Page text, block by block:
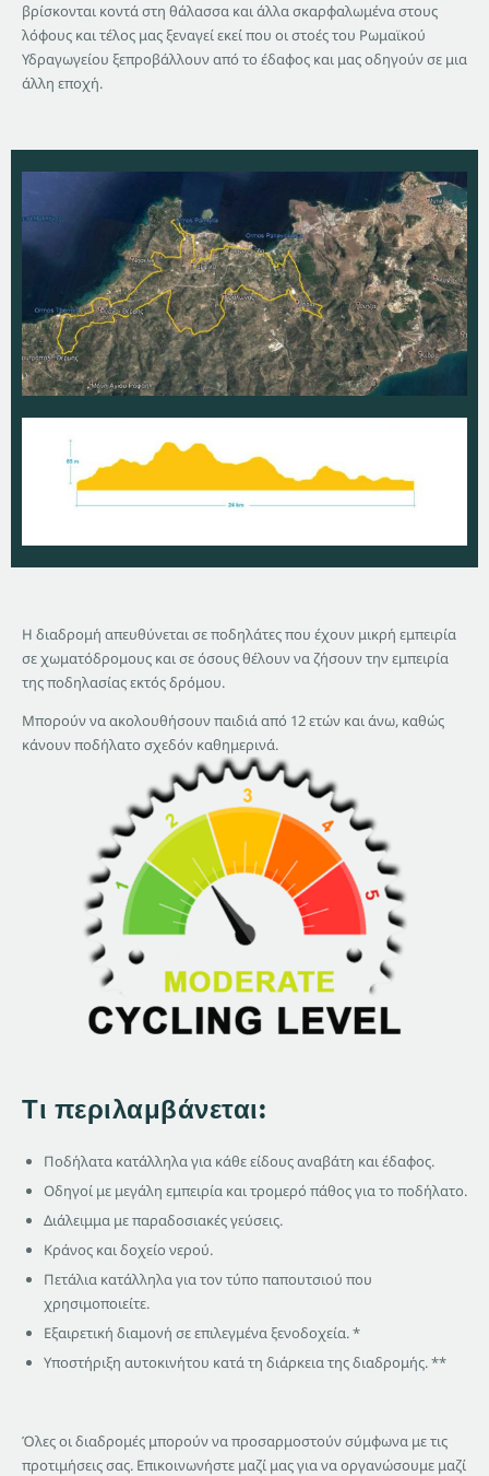
βρίσκονται κοντά στη θάλασσα και άλλα σκαρφαλωμένα στους
λόφους και τέλος μας ξεναγεί εκεί που οι στοές του Ρωμαϊκού
Υδραγωγείου ξεπροβάλλουν από το έδαφος και μας οδηγούν σε μια
άλλη εποχή.
Η διαδρομή απευθύνεται σε ποδηλάτες που έχουν μικρή εμπειρία
σε χωματόδρομους και σε όσους θέλουν να ζήσουν την εμπειρία
της ποδηλασίας εκτός δρόμου.
Μπορούν να ακολουθήσουν παιδιά από 12 ετών και άνω, καθώς
κάνουν ποδήλατο σχεδόν καθημερινά.
Τι περιλαμβάνεται:
Ποδήλατα κατάλληλα για κάθε είδους αναβάτη και έδαφος.
Οδηγοί με μεγάλη εμπειρία και τρομερό πάθος για το ποδήλατο.
Διάλειμμα με παραδοσιακές γεύσεις.
Κράνος και δοχείο νερού.
Πετάλια κατάλληλα για τον τύπο παπουτσιού που
χρησιμοποιείτε.
Εξαιρετική διαμονή σε επιλεγμένα ξενοδοχεία. *
Υποστήριξη αυτοκινήτου κατά τη διάρκεια της διαδρομής. **
Όλες οι διαδρομές μπορούν να προσαρμοστούν σύμφωνα με τις
προτιμήσεις σας. Επικοινωνήστε μαζί μας για να οργανώσουμε μαζί